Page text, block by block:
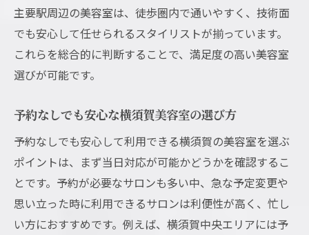
主要駅周辺の美容室は、徒歩圏内で通いやすく、技術面
でも安心して任せられるスタイリストが揃っています。
これらを総合的に判断することで、満足度の高い美容室
選びが可能です。
予約なしでも安心な横須賀美容室の選び方
予約なしでも安心して利用できる横須賀の美容室を選ぶ
ポイントは、まず当日対応が可能かどうかを確認するこ
とです。予約が必要なサロンも多い中、急な予定変更や
思い立った時に利用できるサロンは利便性が高く、忙し
い方におすすめです。例えば、横須賀中央エリアには予